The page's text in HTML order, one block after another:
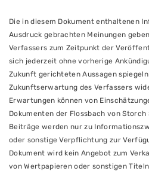
Die in diesem Dokument enthaltenen
Ausdruck gebrachten Meinungen
Verfassers zum Zeitpunkt der
sich jederzeit ohne vorherige
Zukunft gerichteten Aussagen
Zukunftserwartung des Verfassers
Erwartungen können von
Dokumenten der Flossbach von
Beiträge werden nur zu
oder sonstige Verpflichtung zur
Dokument wird kein Angebot zum
von Wertpapieren oder sonstigen